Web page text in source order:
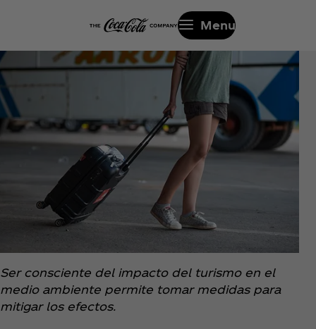
Menu
Ser consciente del impacto del turismo en el
medio ambiente permite tomar medidas para
mitigar los efectos.